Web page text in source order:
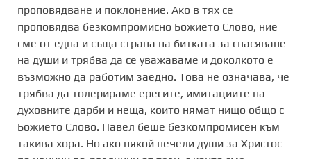
проповядване и поклонение. Ако в тях се
проповядва безкомпромисно Божието Слово, ние
сме от една и съща страна на битката за спасяване
на души и трябва да се уважаваме и доколкото е
възможно да работим заедно. Това не означава, че
трябва да толерираме ересите, имитациите на
духовните дарби и неща, които нямат нищо общо с
Божието Слово. Павел беше безкомпромисен към
такива хора. Но ако някой печели души за Христос